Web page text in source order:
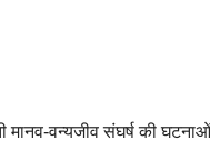
वन्यजीव संघर्ष की